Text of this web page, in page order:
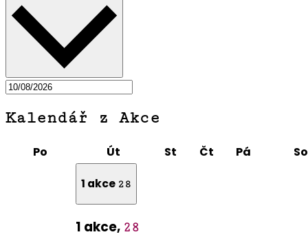
Kalendář z Akce
Po ÚtÚterý StStředa
Čt Čtvrtek
PáPátek So
1 akce 28
1 akce, 28